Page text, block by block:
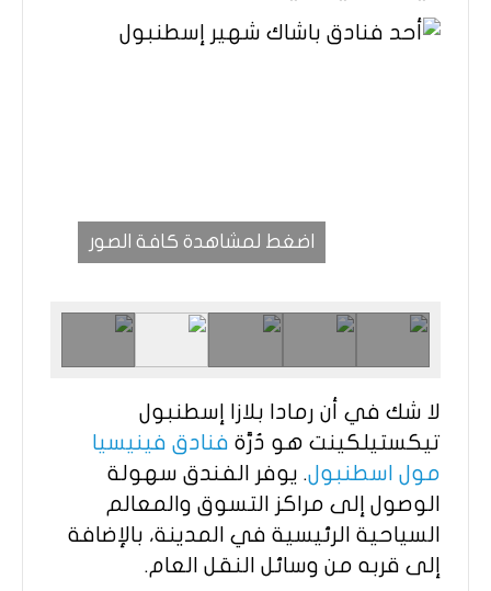
اضغط لمشاهدة كافة الصور
لا شك في أن رمادا بلازا إسطنبول
تيكستيلكينت هو دُرَّة فنادق فينيسيا
مول اسطنبول. يوفر الفندق سهولة
الوصول إلى مراكز التسوق والمعالم
السياحية الرئيسية في المدينة، بالإضافة
إلى قربه من وسائل النقل العام.